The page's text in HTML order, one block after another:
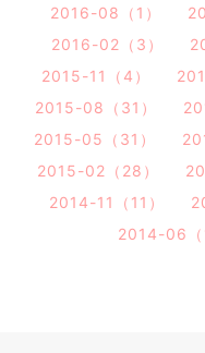
2016-08（1）
2016-02（3）
2015-11（4）
2015-08（31）
2015-05（31）
2015-02（28）
2014-11（11）
2014-06（